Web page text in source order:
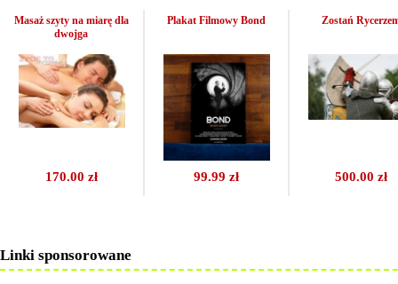
170.00 zł
Masaż szyty na miarę dla
dwojga
99.99 zł
Plakat Filmowy Bond
500.00 zł
Zostań
Linki sponsorowane